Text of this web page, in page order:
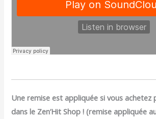
Une remise est appliquée si vous achetez
dans le Zen’Hit Shop ! (remise appliquée